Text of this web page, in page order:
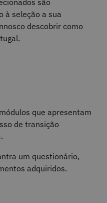
são
à seleção a sua
descobrir como
que apresentam
de transição
um questionário,
adquiridos.